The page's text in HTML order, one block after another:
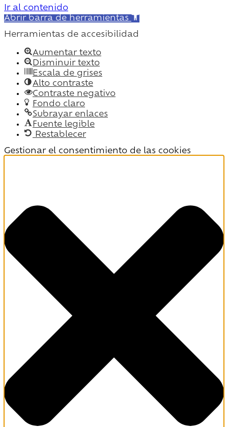
Ir al contenido
Abrir barra de herramientas
Herramientas de accesibilidad
Aumentar texto
Disminuir texto
Escala de grises
Alto contraste
Contraste negativo
Fondo claro
Subrayar enlaces
Fuente legible
Restablecer
Gestionar el consentimiento de las cookies